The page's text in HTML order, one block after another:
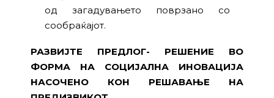
од загадувањето поврзано со
сообраќајот.
РАЗВИЈТЕ ПРЕДЛОГ- РЕШЕНИЕ ВО
ФОРМА НА СОЦИЈАЛНА ИНОВАЦИЈА
НАСОЧЕНО КОН РЕШАВАЊЕ НА